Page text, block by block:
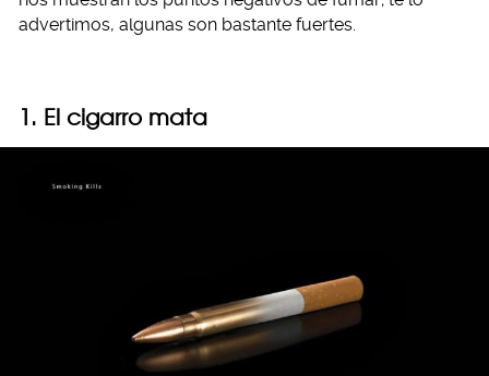
advertimos, algunas son bastante fuertes.
1. El cigarro mata